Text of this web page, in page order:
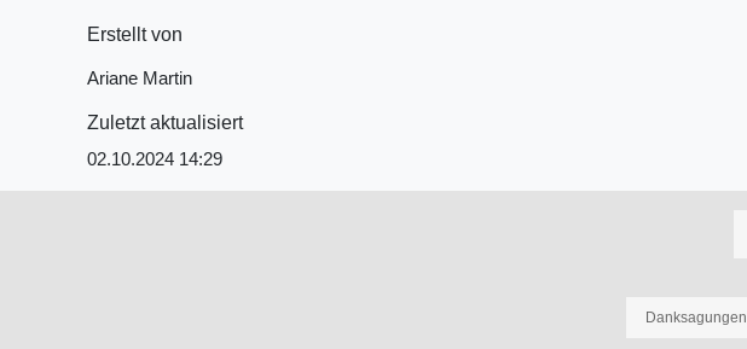
Erstellt von
Ariane Martin
Zuletzt aktualisiert
02.10.2024 14:29
Danksagungen